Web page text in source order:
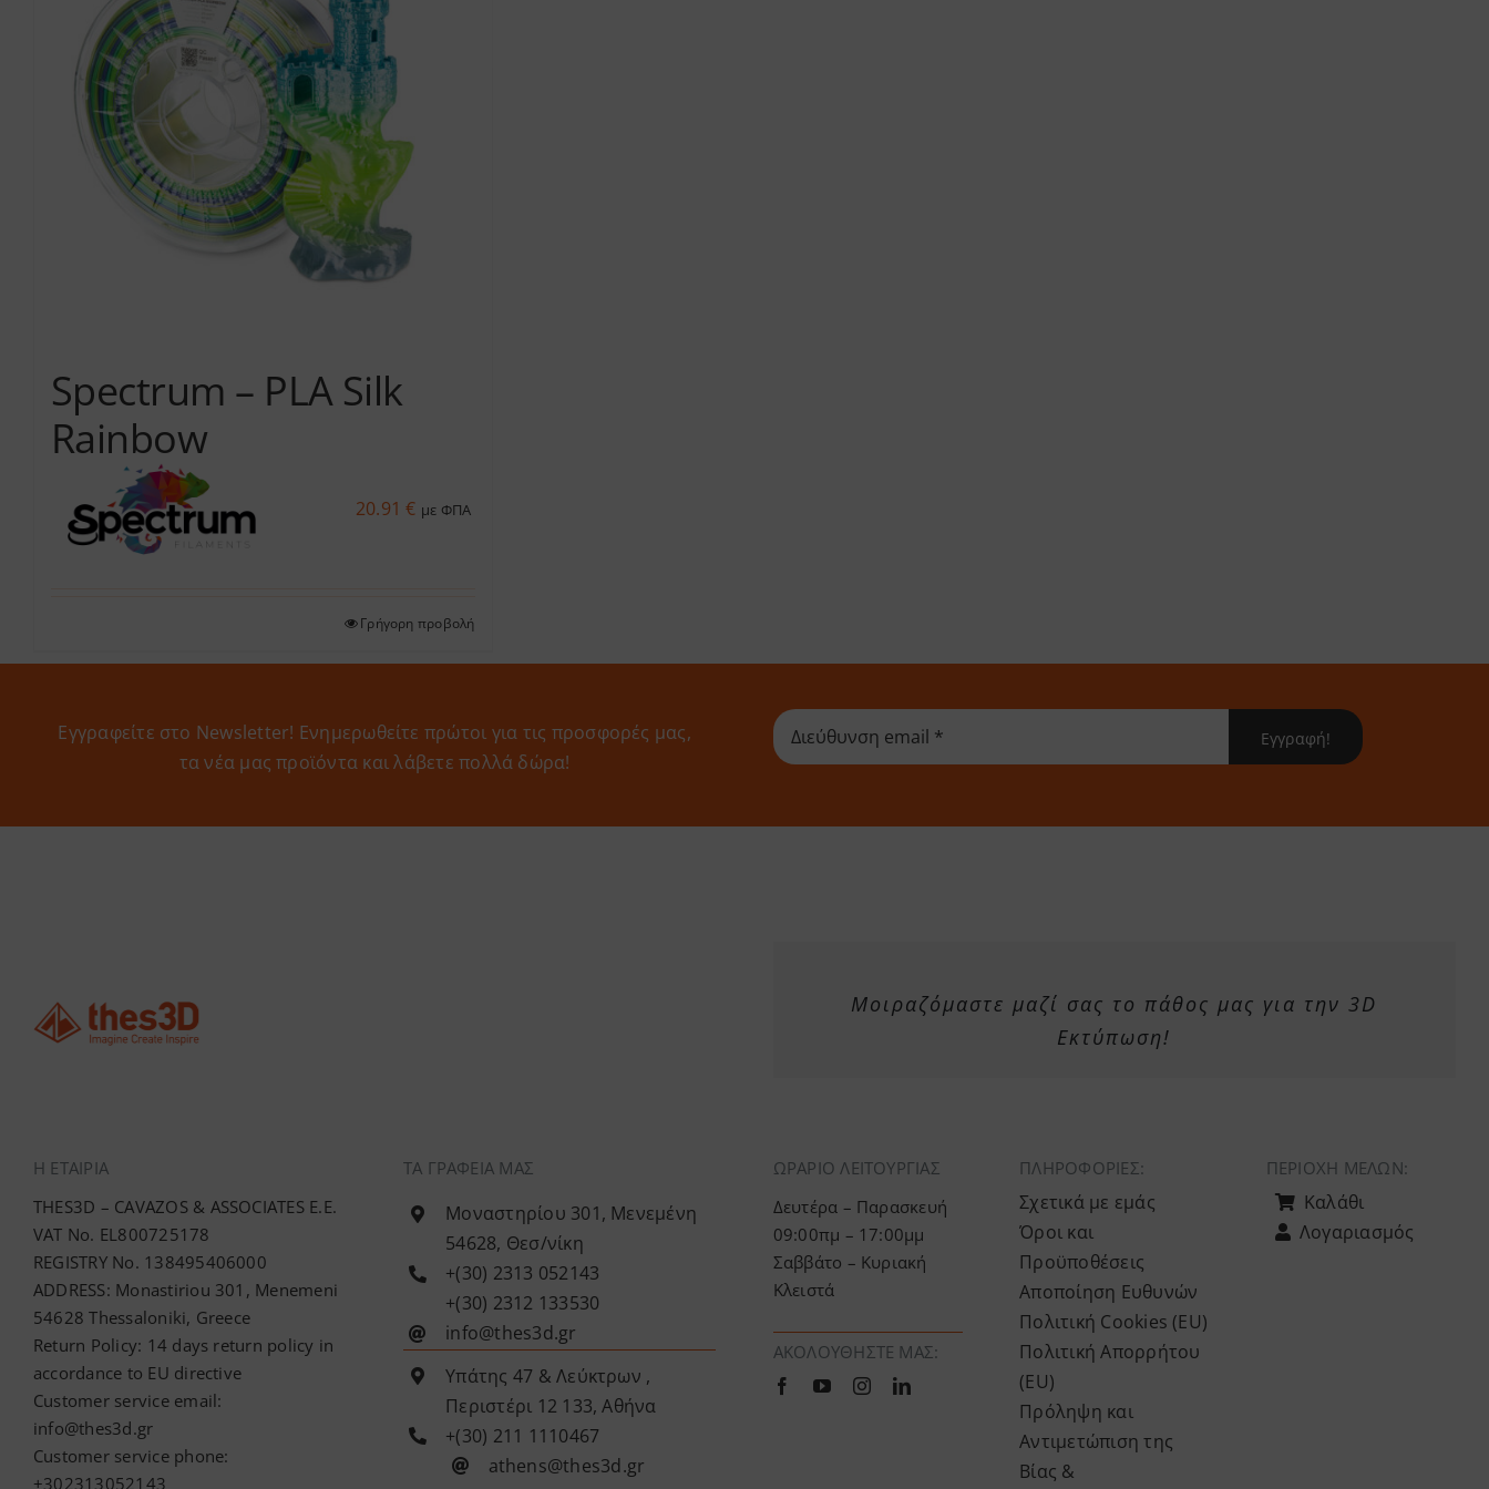
Spectrum – PLA Silk
Rainbow
20.91€ με ΦΠΑ
Γρήγορη προβολή
Εγγραφείτε στο Newsletter! Eνημερωθείτε πρώτοι για τις προσφορές μας,
τα νέα μας προϊόντα και λάβετε πολλά δώρα!
Εγγραφή!
Μοιραζόμαστε μαζί σας το πάθος μας για την 3D
Εκτύπωση!
Η ΕΤΑΙΡΊΑ
THES3D – CAVAZOS & ASSOCIATES E.E.
VAT No. EL800725178
REGISTRY No. 138495406000
ADDRESS: Monastiriou 301, Menemeni
54628 Thessaloniki, Greece
Return Policy: 14 days return policy in
accordance to EU directive
Customer service email:
info@thes3d.gr
Customer service phone:
+302313052143
ΤΑ ΓΡΑΦΕΙΑ ΜΑΣ
Μοναστηρίου 301, Μενεμένη
54628, Θεσ/νίκη
+(30) 2313 052143
+(30) 2312 133530
info@thes3d.gr
Υπάτης 47 & Λεύκτρων ,
Περιστέρι 12 133, Αθήνα
+(30) 211 1110467
athens@thes3d.gr
ΩΡΑΡΙΟ ΛΕΙΤΟΥΡΓΙΑΣ
Δευτέρα – Παρασκευή
09:00πμ – 17:00μμ
Σαββάτο – Κυριακή
Κλειστά
ΑΚΟΛΟΥΘΉΣΤΕ ΜΑΣ:
ΠΛΗΡΟΦΟΡΙΕΣ:
Σχετικά με εμάς
Όροι και
Προϋποθέσεις
Αποποίηση Ευθυνών
Πολιτική Cookies (ΕU)
Πολιτική Απορρήτου
(ΕU)
Πρόληψη και
Αντιμετώπιση της
Βίας &
ΠΕΡΙΟΧΉ ΜΕΛΏΝ:
Καλάθι
Λογαριασμός